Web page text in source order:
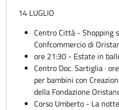
14 LUGLIO
Centro Città - Shopping
Confcommercio di
ore 21:30 - Estate in
Centro Doc. Sartiglia ·
per bambini con
della Fondazione
Corso Umberto - La